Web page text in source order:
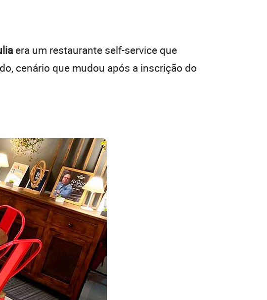
era um restaurante self-service que
cenário que mudou após a inscrição do